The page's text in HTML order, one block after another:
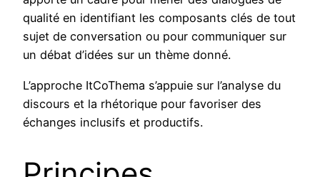
qualité en identifiant les composants clés de tout
sujet de conversation ou pour communiquer sur
un débat d’idées sur un thème donné.
L’approche ItCoThema s’appuie sur l’analyse du
discours et la rhétorique pour favoriser des
échanges inclusifs et productifs.